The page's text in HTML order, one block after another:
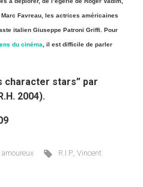
Favreau, les actrices américaines
italien Giuseppe Patroni Griffi. Pour
du cinéma , il est difficile de parler
character stars” par
2004).
R.I.P.,Vincent